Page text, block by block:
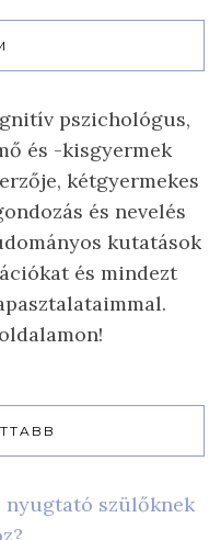
pszichológus,
és -kisgyermek
kétgyermekes
és nevelés
kutatások
és mindezt
nyugtató szülőknek